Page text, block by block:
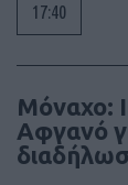
17:40
Μόναχο:
Αφγανό